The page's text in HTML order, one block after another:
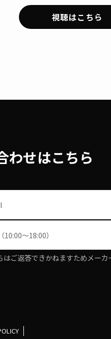
視聴はこちら
わせはこちら
〜18:00）
ご返答できかねますためメーカ